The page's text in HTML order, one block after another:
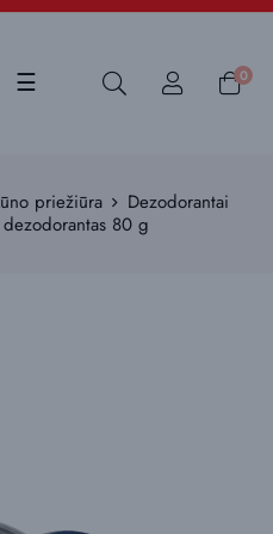
Toggle
☰ 0
priežiūra
Dezodorantai
dezodorantas 80 g